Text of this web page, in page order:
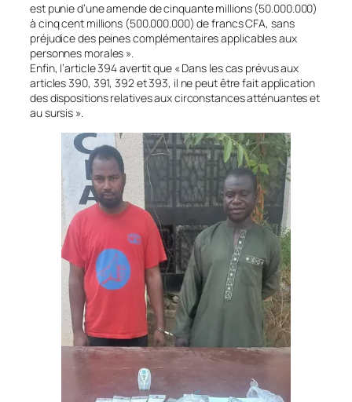
est punie d’une amende de cinquante millions (50.000.000)
à cinq cent millions (500.000.000) de francs CFA, sans
préjudice des peines complémentaires applicables aux
personnes morales ».
Enfin, l’article 394 avertit que « Dans les cas prévus aux
articles 390, 391, 392 et 393, il ne peut être fait application
des dispositions relatives aux circonstances atténuantes et
au sursis ».